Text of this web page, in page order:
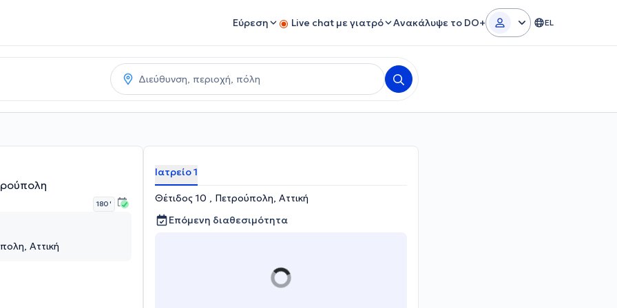
Εύρεση Live chat με γιατρό Ανακάλυψε το DO+ EL
180 '
Αττική
Ιατρείο 1
Θέτιδος 10 , Πετρούπολη, Αττική
Επόμενη διαθεσιμότητα